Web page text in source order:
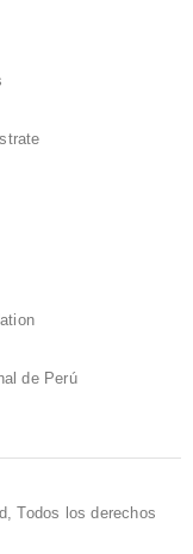
de Perú
Todos los derechos